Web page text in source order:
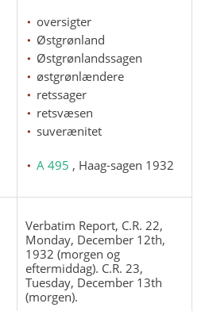
oversigter
Østgrønland
Østgrønlandssagen
østgrønlændere
retssager
retsvæsen
suverænitet
A 495 , Haag-sagen 1932
Verbatim Report, C.R. 22,
Monday, December 12th,
1932 (morgen og
eftermiddag). C.R. 23,
Tuesday, December 13th
(morgen).